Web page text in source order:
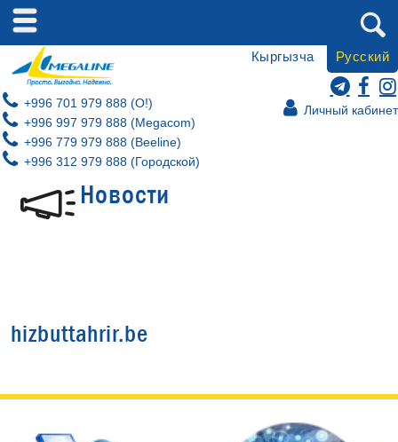
Личный кабинет
+996 701 979 888 (O!)
+996 997 979 888 (Megacom)
+996 779 979 888 (Beeline)
+996 312 979 888 (Городской)
Кыргызча Русский
Новости
hizbuttahrir.be